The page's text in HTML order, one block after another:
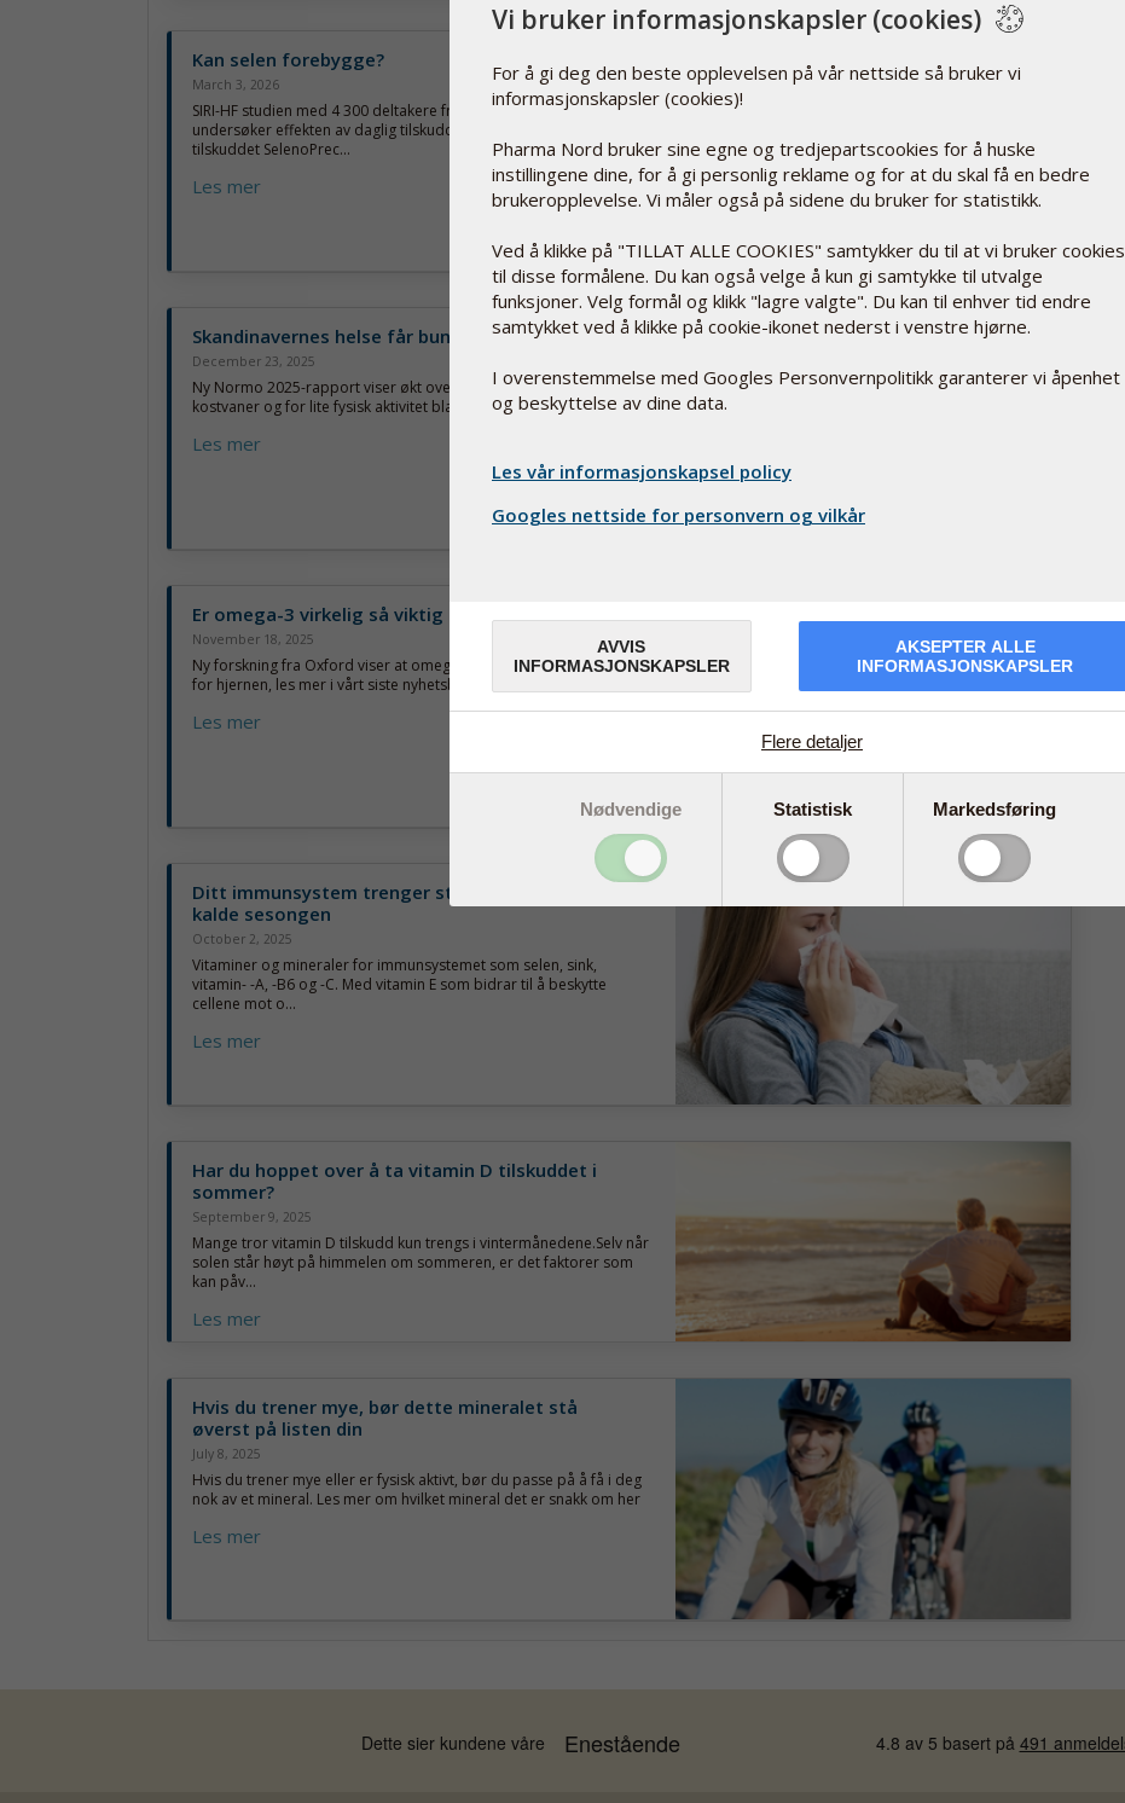
Kan selen forebygge?
March 3, 2026
SIRI-HF studien med 4 300 deltakere fra Norge og Sverige
undersøker effekten av daglig tilskudd med selen. Det er
tilskuddet SelenoPrec...
Les mer
Skandinavernes helse får bunnkarakter
December 23, 2025
Ny Normo 2025-rapport viser økt overvekt, mindre sunne
kostvaner og for lite fysisk aktivitet blant nordiske voksne og barn
Les mer
Er omega-3 virkelig så viktig for hjernen din?
November 18, 2025
Ny forskning fra Oxford viser at omega-3 og B-vitaminer er viktig
for hjernen, les mer i vårt siste nyhetsbrev.
Les mer
Ditt immunsystem trenger støtte gjennom den
kalde sesongen
October 2, 2025
Vitaminer og mineraler for immunsystemet som selen, sink,
vitamin- -A, -B6 og -C. Med vitamin E som bidrar til å beskytte
cellene mot o...
Les mer
Har du hoppet over å ta vitamin D tilskuddet i
sommer?
September 9, 2025
Mange tror vitamin D tilskudd kun trengs i vintermånedene.Selv når
solen står høyt på himmelen om sommeren, er det faktorer som
kan påv...
Les mer
Hvis du trener mye, bør dette mineralet stå
øverst på listen din
July 8, 2025
Hvis du trener mye eller er fysisk aktivt, bør du passe på å få i deg
nok av et mineral. Les mer om hvilket mineral det er snakk om her
Les mer
Vi bruker informasjonskapsler (cookies)
For å gi deg den beste opplevelsen på vår nettside så bruker vi
informasjonskapsler (cookies)!
Pharma Nord bruker sine egne og tredjepartscookies for å huske
instillingene dine, for å gi personlig reklame og for at du skal få en bedre
brukeropplevelse. Vi måler også på sidene du bruker for statistikk.
Ved å klikke på "TILLAT ALLE COOKIES" samtykker du til at vi bruker cookies
til disse formålene. Du kan også velge å kun gi samtykke til utvalge
funksjoner. Velg formål og klikk "lagre valgte". Du kan til enhver tid endre
samtykket ved å klikke på cookie-ikonet nederst i venstre hjørne.
I overenstemmelse med Googles Personvernpolitikk garanterer vi åpenhet
og beskyttelse av dine data.
Les vår informasjonskapsel policy
Googles nettside for personvern og vilkår
AVVIS
INFORMASJONSKAPSLER
AKSEPTER ALLE
INFORMASJONSKAPSLER
Flere detaljer
Nødvendige Statistisk Markedsføring